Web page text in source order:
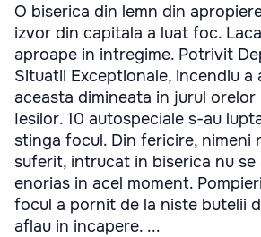
O biserica din lemn din
izvor din capitala a luat foc.
aproape in intregime. Potrivit
Situatii Exceptionale, incendiu a
aceasta dimineata in jurul
Iesilor. 10 autospeciale s-au
stinga focul. Din fericire, nimeni
suferit, intrucat in biserica nu se
enorias in acel moment.
focul a pornit de la niste butelii
aflau in incapere. ...